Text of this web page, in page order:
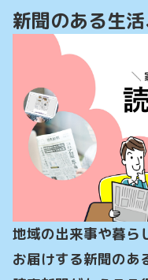
新聞のある生
地域の出来事や暮ら
お届けする新聞のあ